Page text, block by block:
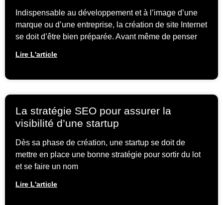
Indispensable au développement et à l’image d’une
marque ou d’une entreprise, la création de site Internet
se doit d’être bien préparée. Avant même de penser
Lire L'article
La stratégie SEO pour assurer la
visibilité d’une startup
Dès sa phase de création, une startup se doit de
mettre en place une bonne stratégie pour sortir du lot
et se faire un nom
Lire L'article